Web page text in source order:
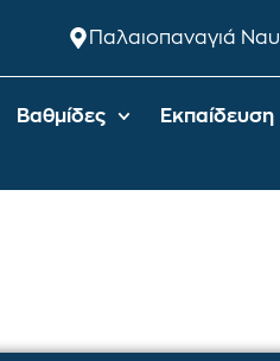
Παλαιοπαναγιά
Βαθμίδες Εκπαίδευση